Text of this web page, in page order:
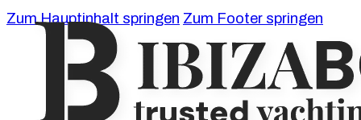
Zum Hauptinhalt springen Zum Footer springen